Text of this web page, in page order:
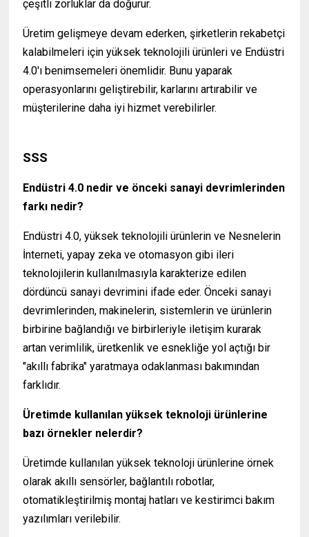
çeşitli zorluklar da doğurur.
Üretim gelişmeye devam ederken, şirketlerin rekabetçi
kalabilmeleri için yüksek teknolojili ürünleri ve Endüstri
4.0'ı benimsemeleri önemlidir. Bunu yaparak
operasyonlarını geliştirebilir, karlarını artırabilir ve
müşterilerine daha iyi hizmet verebilirler.
SSS
Endüstri 4.0 nedir ve önceki sanayi devrimlerinden
farkı nedir?
Endüstri 4.0, yüksek teknolojili ürünlerin ve Nesnelerin
İnterneti, yapay zeka ve otomasyon gibi ileri
teknolojilerin kullanılmasıyla karakterize edilen
dördüncü sanayi devrimini ifade eder. Önceki sanayi
devrimlerinden, makinelerin, sistemlerin ve ürünlerin
birbirine bağlandığı ve birbirleriyle iletişim kurarak
artan verimlilik, üretkenlik ve esnekliğe yol açtığı bir
"akıllı fabrika" yaratmaya odaklanması bakımından
farklıdır.
Üretimde kullanılan yüksek teknoloji ürünlerine
bazı örnekler nelerdir?
Üretimde kullanılan yüksek teknoloji ürünlerine örnek
olarak akıllı sensörler, bağlantılı robotlar,
otomatikleştirilmiş montaj hatları ve kestirimci bakım
yazılımları verilebilir.